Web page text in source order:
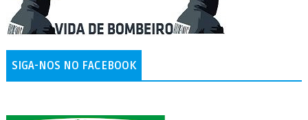
SIGA-NOS NO FACEBOOK